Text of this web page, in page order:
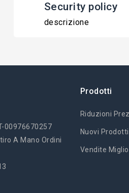
Security policy
descrizione
00976670257
A Mano Ordini
Prodotti
Riduzioni
Nuovi Prodotti
Vendite